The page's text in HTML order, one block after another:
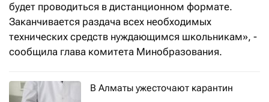
будет проводиться в дистанционном формате.
Заканчивается раздача всех необходимых
технических средств нуждающимся школьникам», -
сообщила глава комитета Минобразования.
В Алматы ужесточают карантин